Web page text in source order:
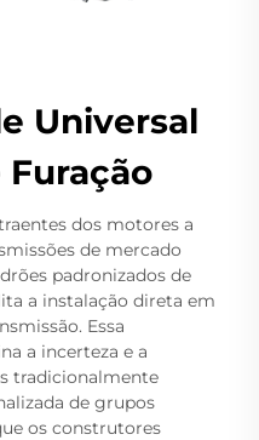
Universal
dos motores a
de mercado
padronizados de
a instalação direta em
Essa
a incerteza e a
tradicionalmente
de grupos
os construtores